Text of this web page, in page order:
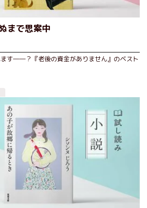
まで思案中
す――？『老後の資金がありません』のベスト